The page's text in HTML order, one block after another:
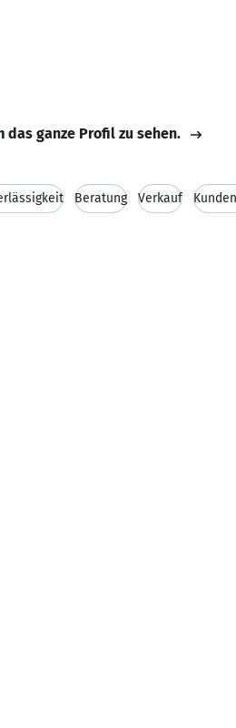
das ganze Profil zu sehen.
Beratung Verkauf